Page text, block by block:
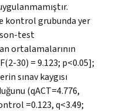
kontrol grubunda yer
test
ortalamalarının
30) = 9.123; p<0.05];
sınav kaygısı
(qACT=4.776,
=0.123, q<3.49;